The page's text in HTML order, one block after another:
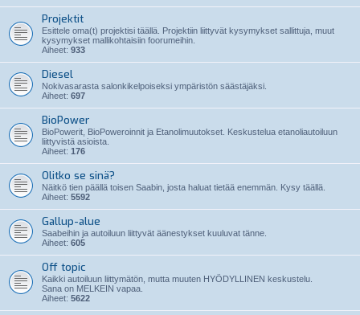
Projektit
Esittele oma(t) projektisi täällä. Projektiin liittyvät kysymykset sallittuja, muut
kysymykset mallikohtaisiin foorumeihin.
Aiheet: 933
Diesel
Nokivasarasta salonkikelpoiseksi ympäristön säästäjäksi.
Aiheet: 697
BioPower
BioPowerit, BioPoweroinnit ja Etanolimuutokset. Keskustelua etanoliautoiluun
liittyvistä asioista.
Aiheet: 176
Olitko se sinä?
Näitkö tien päällä toisen Saabin, josta haluat tietää enemmän. Kysy täällä.
Aiheet: 5592
Gallup-alue
Saabeihin ja autoiluun liittyvät äänestykset kuuluvat tänne.
Aiheet: 605
Off topic
Kaikki autoiluun liittymätön, mutta muuten HYÖDYLLINEN keskustelu.
Sana on MELKEIN vapaa.
Aiheet: 5622